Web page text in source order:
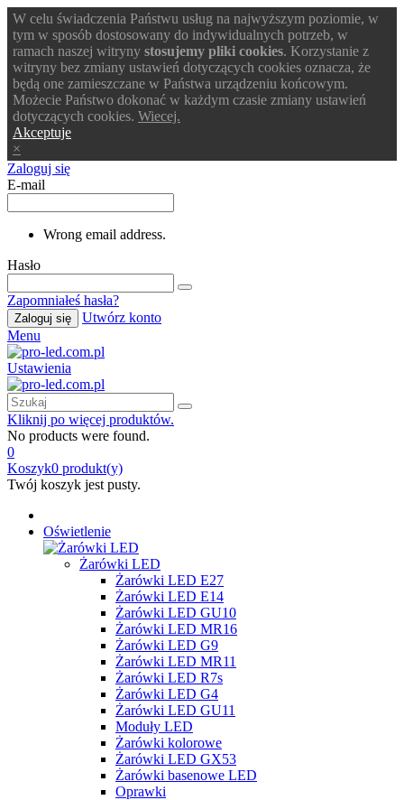
W celu świadczenia Państwu usług na najwyższym poziomie, w
tym w sposób dostosowany do indywidualnych potrzeb, w
ramach naszej witryny stosujemy pliki cookies. Korzystanie z
witryny bez zmiany ustawień dotyczących cookies oznacza, że
będą one zamieszczane w Państwa urządzeniu końcowym.
Możecie Państwo dokonać w każdym czasie zmiany ustawień
dotyczących cookies. Wiecej.
Akceptuje
×
Zaloguj się
E-mail
Wrong email address.
Hasło
Zapomniałeś hasła?
Zaloguj się
Utwórz konto
Menu
Ustawienia
Kliknij po więcej produktów.
No products were found.
0
Koszyk0 produkt(y)
Twój koszyk jest pusty.
Oświetlenie
Żarówki LED
Żarówki LED E27
Żarówki LED E14
Żarówki LED GU10
Żarówki LED MR16
Żarówki LED G9
Żarówki LED MR11
Żarówki LED R7s
Żarówki LED G4
Żarówki LED GU11
Moduły LED
Żarówki kolorowe
Żarówki LED GX53
Żarówki basenowe LED
Oprawki